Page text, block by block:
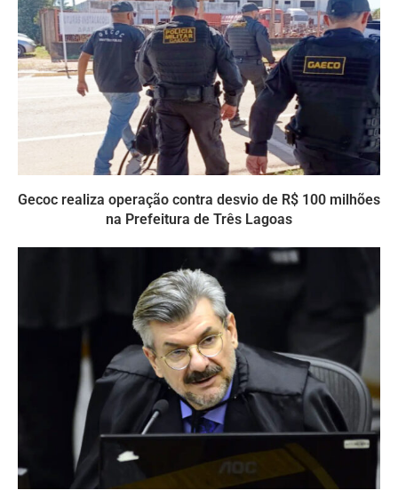
Gecoc realiza operação contra desvio de R$ 100 milhões
na Prefeitura de Três Lagoas